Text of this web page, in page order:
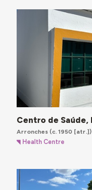
Centro de Saúde,
Arronches(c. 1950 [atr.])
Health Centre